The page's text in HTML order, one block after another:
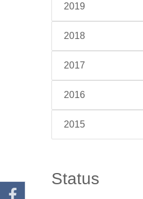
2019
2018
2017
2016
2015
Status